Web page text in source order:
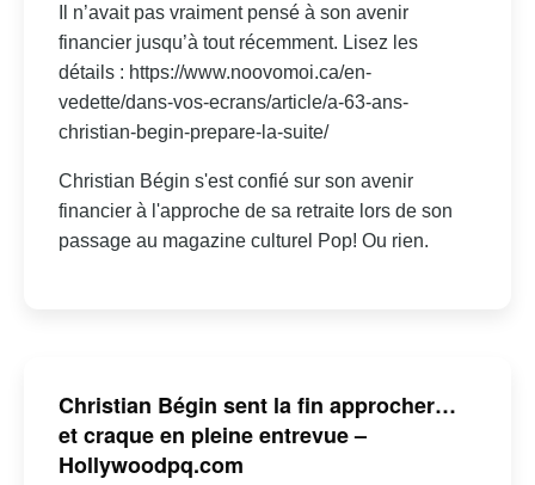
Il n’avait pas vraiment pensé à son avenir
financier jusqu’à tout récemment. Lisez les
détails : https://www.noovomoi.ca/en-
vedette/dans-vos-ecrans/article/a-63-ans-
christian-begin-prepare-la-suite/
Christian Bégin s'est confié sur son avenir
financier à l'approche de sa retraite lors de son
passage au magazine culturel Pop! Ou rien.
Christian Bégin sent la fin approcher…
et craque en pleine entrevue –
Hollywoodpq.com